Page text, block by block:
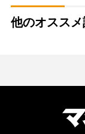
他のオスス